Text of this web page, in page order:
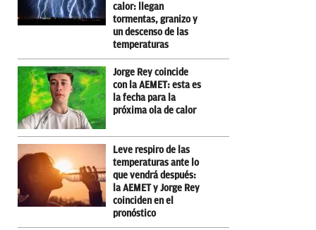
calor: llegan
tormentas, granizo y
un descenso de las
temperaturas
Jorge Rey coincide
con la AEMET: esta es
la fecha para la
próxima ola de calor
Leve respiro de las
temperaturas ante lo
que vendrá después:
la AEMET y Jorge Rey
coinciden en el
pronóstico